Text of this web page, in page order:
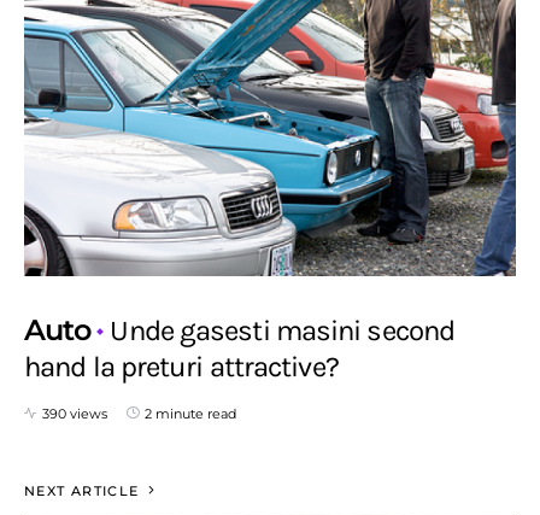
Auto
Unde gasesti masini second
hand la preturi attractive?
390 views 2 minute read
NEXT ARTICLE